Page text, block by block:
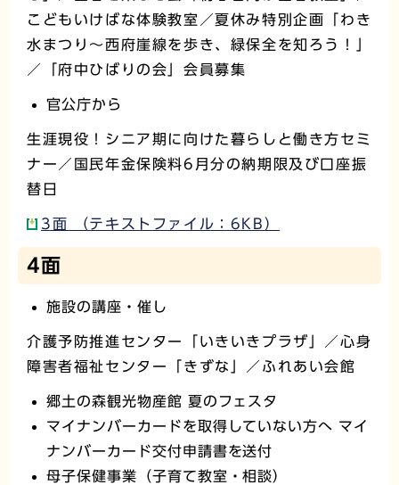
こどもいけばな体験教室／夏休み特別企画「わき
水まつり～西府崖線を歩き、緑保全を知ろう！」
／「府中ひばりの会」会員募集
官公庁から
生涯現役！シニア期に向けた暮らしと働き方セミ
ナー／国民年金保険料6月分の納期限及び口座振
替日
3面 （テキストファイル：6KB）
4面
施設の講座・催し
介護予防推進センター「いきいきプラザ」／心身
障害者福祉センター「きずな」／ふれあい会館
郷土の森観光物産館 夏のフェスタ
マイナンバーカードを取得していない方へ マイ
ナンバーカード交付申請書を送付
母子保健事業（子育て教室・相談）